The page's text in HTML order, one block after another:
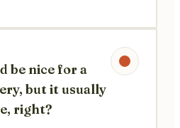
be nice for a
but it usually
right?